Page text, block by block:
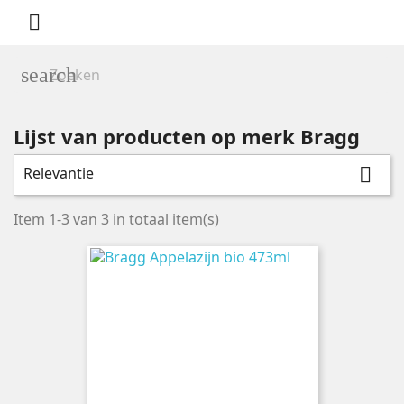

search
Ons assortiment
3
Dranken
2
Lijst van producten op merk Bragg
Relevantie 
Item 1-3 van 3 in totaal item(s)